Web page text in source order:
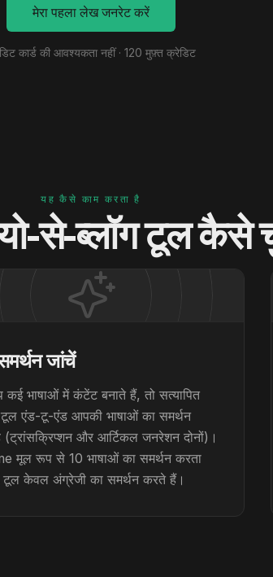
मेरा पहला लेख जनरेट करें
कार्ड की आवश्यकता नहीं · 120 मुफ़्त क्रेडिट
यह कैसे काम करता है
से-ब्लॉग टूल कैसे
जांचें
कई भाषाओं में कंटेंट बनाते हैं, तो सत्यापित
एंड-टू-एंड आपकी भाषाओं का समर्थन
(ट्रांसक्रिप्शन और आर्टिकल जनरेशन दोनों)।
मूल रूप से 10 भाषाओं का समर्थन करता
केवल अंग्रेजी का समर्थन करते हैं।